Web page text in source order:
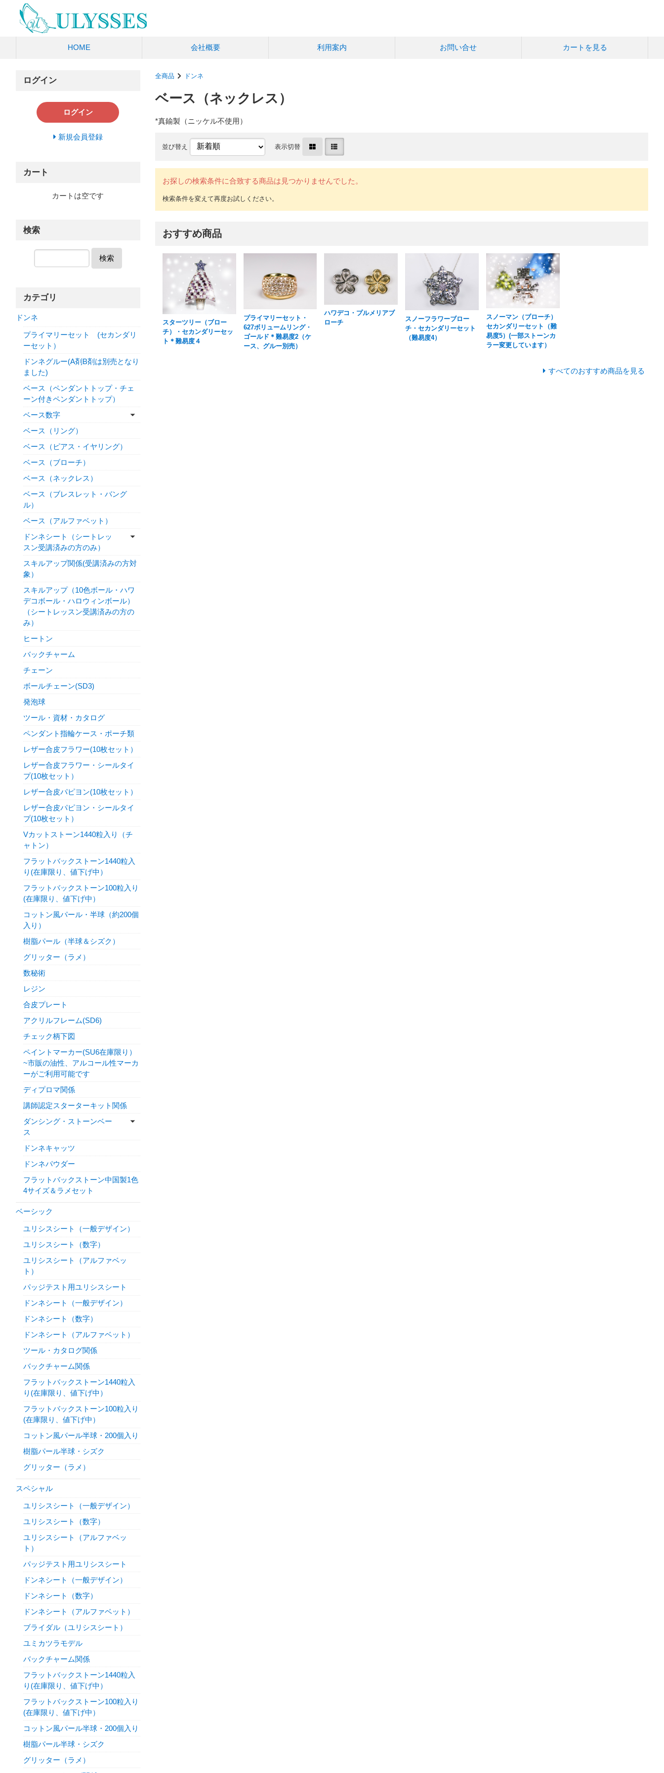
HOME 会社概要 利用案内 お問い合せ カートを見る
全商品 ドンネ
ベース（ネックレス）
*真鍮製（ニッケル不使用）
並び替え 表示切替
お探しの検索条件に合致する商品は見つかりませんでした。
おすすめ商品
スターツリー（ブロー
チ）・セカンダリーセッ
ト＊難易度４
プライマリーセット・
627ボリュームリング・
ゴールド＊難易度2（ケ
ース、グルー別売）
ハワデコ・プルメリアブ
ローチ
スノーフラワーブロー
チ・セカンダリーセット
（難易度4）
スノーマン（ブローチ）
セカンダリーセット（難
易度5）(一部ストーンカ
ラー変更しています）
すべてのおすすめ商品を見る
ログイン
ログイン
新規会員登録
カート
カートは空です
検索
検索
カテゴリ
ドンネ
プライマリーセット (セカンダリ
ーセット）
ドンネグルー(A剤B剤は別売となり
ました)
ベース（ペンダントトップ・チェ
ーン付きペンダントトップ）
ベース数字
ベース（リング）
ベース（ピアス・イヤリング）
ベース（ブローチ）
ベース（ネックレス）
ベース（ブレスレット・バング
ル）
ベース（アルファベット）
ドンネシート（シートレッ
スン受講済みの方のみ）
スキルアップ関係(受講済みの方対
象）
スキルアップ（10色ボール・ハワ
デコボール・ハロウィンボール）
（シートレッスン受講済みの方の
み）
ヒートン
バックチャーム
チェーン
ボールチェーン(SD3)
発泡球
ツール・資材・カタログ
ペンダント指輪ケース・ポーチ類
レザー合皮フラワー(10枚セット）
レザー合皮フラワー・シールタイ
プ(10枚セット）
レザー合皮パピヨン(10枚セット）
レザー合皮パピヨン・シールタイ
プ(10枚セット）
Vカットストーン1440粒入り（チ
ャトン）
フラットバックストーン1440粒入
り(在庫限り、値下げ中）
フラットバックストーン100粒入り
(在庫限り、値下げ中）
コットン風パール・半球（約200個
入り）
樹脂パール（半球＆シズク）
グリッター（ラメ）
数秘術
レジン
合皮プレート
アクリルフレーム(SD6)
チェック柄下図
ペイントマーカー(SU6在庫限り）
~市販の油性、アルコール性マーカ
ーがご利用可能です
ディプロマ関係
講師認定スターターキット関係
ダンシング・ストーンベー
ス
ドンネキャッツ
ドンネパウダー
フラットバックストーン中国製1色
4サイズ＆ラメセット
ベーシック
ユリシスシート（一般デザイン）
ユリシスシート（数字）
ユリシスシート（アルファベッ
ト）
パッジテスト用ユリシスシート
ドンネシート（一般デザイン）
ドンネシート（数字）
ドンネシート（アルファベット）
ツール・カタログ関係
バックチャーム関係
フラットバックストーン1440粒入
り(在庫限り、値下げ中）
フラットバックストーン100粒入り
(在庫限り、値下げ中）
コットン風パール半球・200個入り
樹脂パール半球・シズク
グリッター（ラメ）
スペシャル
ユリシスシート（一般デザイン）
ユリシスシート（数字）
ユリシスシート（アルファベッ
ト）
パッジテスト用ユリシスシート
ドンネシート（一般デザイン）
ドンネシート（数字）
ドンネシート（アルファベット）
ブライダル（ユリシスシート）
ユミカツラモデル
バックチャーム関係
フラットバックストーン1440粒入
り(在庫限り、値下げ中）
フラットバックストーン100粒入り
(在庫限り、値下げ中）
コットン風パール半球・200個入り
樹脂パール半球・シズク
グリッター（ラメ）